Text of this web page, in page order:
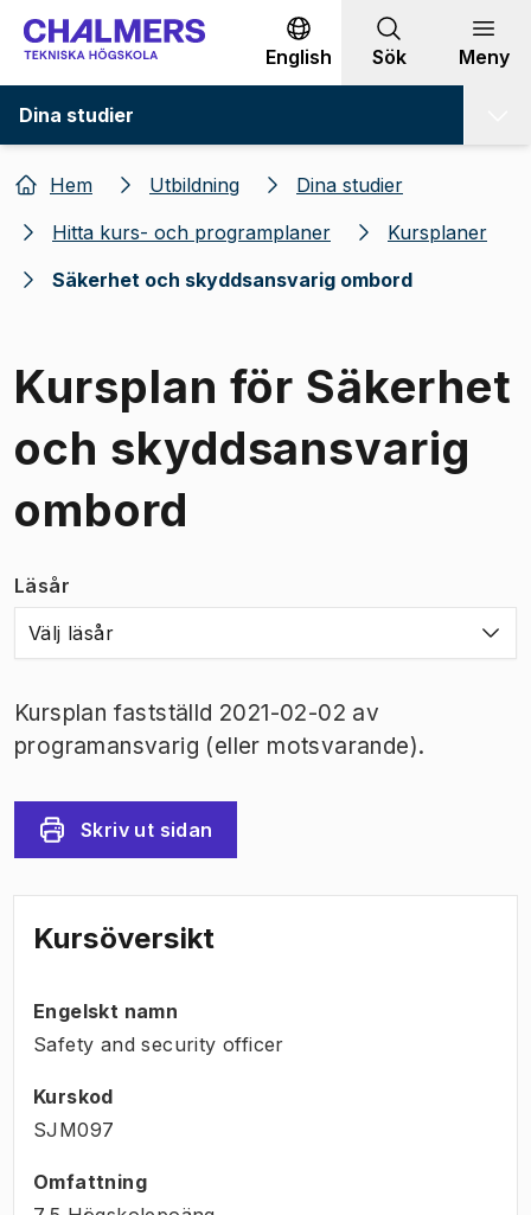
Gå till innehållet
English Sök Meny
Dina studier
Hem Utbildning
Dina studier
Hitta kurs- och programplaner
Kursplaner
Säkerhet och skyddsansvarig ombord
Kursplan för Säkerhet
och skyddsansvarig
ombord
Läsår
Välj läsår
Kursplan fastställd 2021-02-02 av
programansvarig (eller motsvarande).
Skriv ut sidan
Kursöversikt
Engelskt namn
Safety and security officer
Kurskod
SJM097
Omfattning